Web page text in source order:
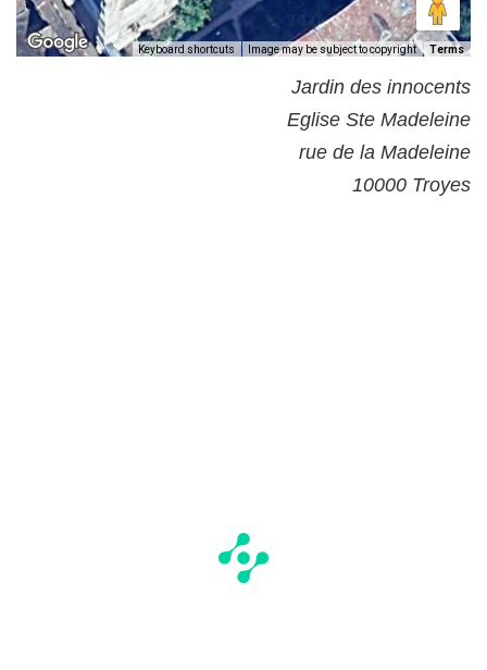
Keyboard shortcuts Image may be subject to copyright Terms
Jardin des innocents
Eglise Ste Madeleine
rue de la Madeleine
10000 Troyes